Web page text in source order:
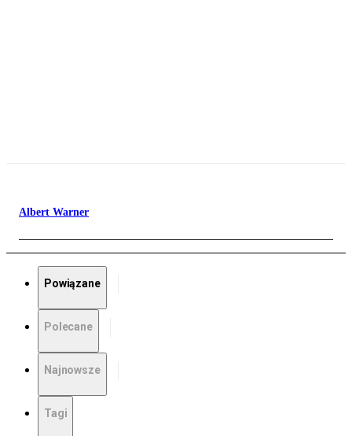
Albert Warner
Powiązane
Polecane
Najnowsze
Tagi